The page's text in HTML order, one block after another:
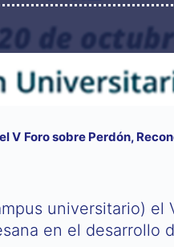
V Foro sobre Perdón,
universitario) el
en el desarrollo